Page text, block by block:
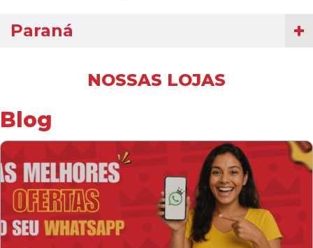
Paraná
NOSSAS LOJAS
Blog